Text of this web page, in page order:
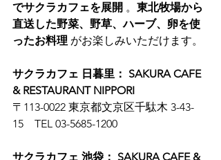
でサクラカフェを展開 。 東北牧場から
直送した野菜、野草、ハーブ、卵を使
ったお料理 がお楽しみいただけます。
サクラカフェ 日暮里： SAKURA CAFE
& RESTAURANT NIPPORI
〒113-0022 東京都文京区千駄木 3-43-
15　TEL 03-5685-1200
サクラカフェ 池袋： SAKURA CAFE &